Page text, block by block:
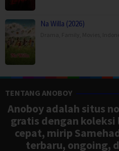
Na Willa (2026)
TENTANG ANOBOY
Anoboy adalah situs
gratis dengan
cepat, mirip
terbaru, ongoing,